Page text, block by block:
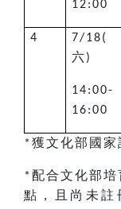
12:00
4 7/18(
六)
14:00-
16:00
* 獲文化部國家
* 配合文化部
點，且 尚未註